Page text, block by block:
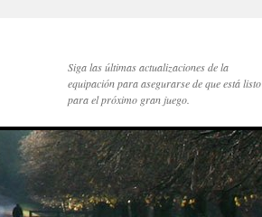
Siga las últimas actualizaciones de la
equipación para asegurarse de que está listo
para el próximo gran juego.